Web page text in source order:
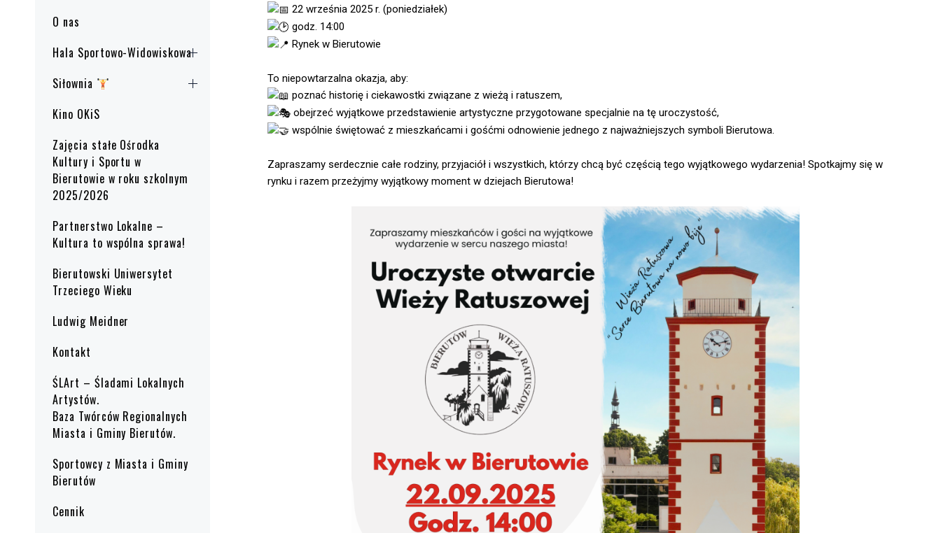
O nas
Hala Sportowo-Widowiskowa
Siłownia
Kino OKiS
Zajęcia stałe Ośrodka
Kultury i Sportu w
Bierutowie w roku szkolnym
2025/2026
Partnerstwo Lokalne –
Kultura to wspólna sprawa!
Bierutowski Uniwersytet
Trzeciego Wieku
Ludwig Meidner
Kontakt
ŚLArt – Śladami Lokalnych
Artystów.
Baza Twórców Regionalnych
Miasta i Gminy Bierutów.
Sportowcy z Miasta i Gminy
Bierutów
Cennik
22 września 2025 r. (poniedziałek)
godz. 14:00
Rynek w Bierutowie
To niepowtarzalna okazja, aby:
poznać historię i ciekawostki związane z wieżą i ratuszem,
obejrzeć wyjątkowe przedstawienie artystyczne przygotowane specjalnie na tę uroczystość,
wspólnie świętować z mieszkańcami i gośćmi odnowienie jednego z najważniejszych symboli Bierutowa.
Zapraszamy serdecznie całe rodziny, przyjaciół i wszystkich, którzy chcą być częścią tego wyjątkowego wydarzenia! Spotkajmy się w
rynku i razem przeżyjmy wyjątkowy moment w dziejach Bierutowa!